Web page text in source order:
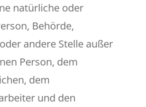
natürliche oder
Behörde,
andere Stelle außer
Person, dem
dem
und den